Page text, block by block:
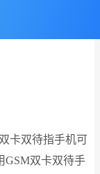
卡双待指手机可
GSM双卡双待手